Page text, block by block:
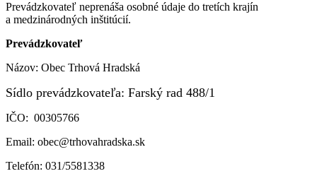
Prevádzkovateľ neprenáša osobné údaje do tretích krajín
a medzinárodných inštitúcií.
Prevádzkovateľ
Názov: Obec Trhová Hradská
Sídlo prevádzkovateľa: Farský rad 488/1
IČO: 00305766
Email: obec@trhovahradska.sk
Telefón: 031/5581338